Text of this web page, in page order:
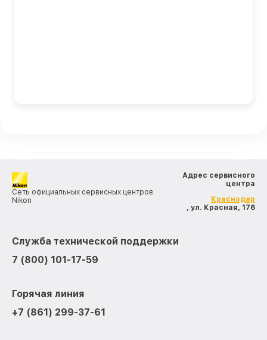
Сеть официальных сервисных центров
Nikon
Адрес сервисного
центра
Краснодар
, ул. Красная, 176
Служба технической поддержки
7 (800) 101-17-59
Горячая линия
+7 (861) 299-37-61